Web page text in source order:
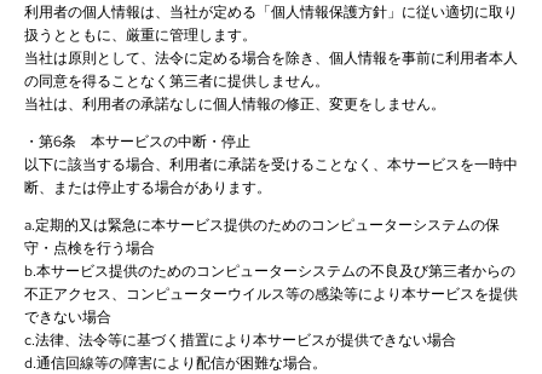
利用者の個人情報は、当社が定める「個人情報保護方針」に従い適切に取り
扱うとともに、厳重に管理します。
当社は原則として、法令に定める場合を除き、個人情報を事前に利用者本人
の同意を得ることなく第三者に提供しません。
当社は、利用者の承諾なしに個人情報の修正、変更をしません。
・第6条 本サービスの中断・停止
以下に該当する場合、利用者に承諾を受けることなく、本サービスを一時中
断、または停止する場合があります。
a.定期的又は緊急に本サービス提供のためのコンピューターシステムの保
守・点検を行う場合
b.本サービス提供のためのコンピューターシステムの不良及び第三者からの
不正アクセス、コンピューターウイルス等の感染等により本サービスを提供
できない場合
c.法律、法令等に基づく措置により本サービスが提供できない場合
d.通信回線等の障害により配信が困難な場合。